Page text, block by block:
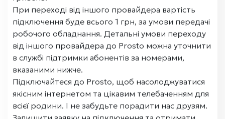
При переході від іншого провайдера вартість
підключення буде всього 1 грн, за умови передачі
робочого обладнання. Детальні умови переходу
від іншого провайдера до Prosto можна уточнити
в службі підтримки абонентів за номерами,
вказаними нижче.
Підключайтеся до Prosto, щоб насолоджуватися
якісним інтернетом та цікавим телебаченням для
всієї родини. І не забудьте порадити нас друзям.